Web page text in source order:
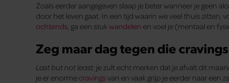
Zoals eerder aangegeven slaap je beter wanneer je geen
door het leven gaat. In een tijd waarin we veel thuis zitten,
ochtends, ga een stuk wandelen en voel je (mentaal en
Zeg maar dag tegen die cravings
Last but not least: je zult echt merken dat je afvalt dit
je er enormecravingsvan en vaak grijp je eerder naar een